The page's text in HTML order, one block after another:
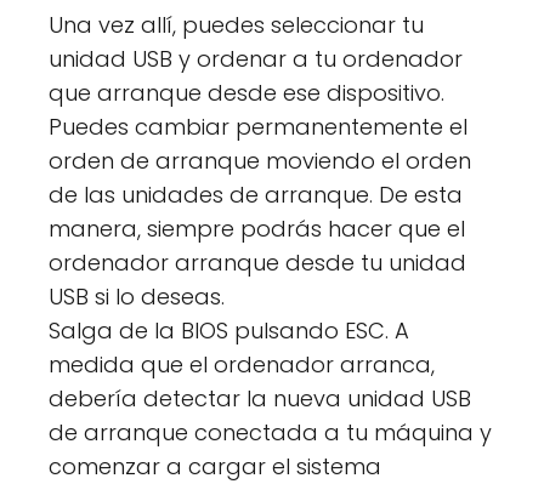
Una vez allí, puedes seleccionar tu
unidad USB y ordenar a tu ordenador
que arranque desde ese dispositivo.
Puedes cambiar permanentemente el
orden de arranque moviendo el orden
de las unidades de arranque. De esta
manera, siempre podrás hacer que el
ordenador arranque desde tu unidad
USB si lo deseas.
Salga de la BIOS pulsando ESC. A
medida que el ordenador arranca,
debería detectar la nueva unidad USB
de arranque conectada a tu máquina y
comenzar a cargar el sistema